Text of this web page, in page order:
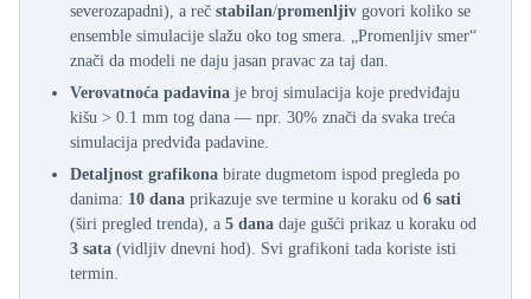
severozapadni), a reč stabilan/promenljiv govori koliko se
ensemble simulacije slažu oko tog smera. „Promenljiv smer“
znači da modeli ne daju jasan pravac za taj dan.
Verovatnoća padavina je broj simulacija koje predviđaju
kišu > 0.1 mm tog dana — npr. 30% znači da svaka treća
simulacija predviđa padavine.
Detaljnost grafikona birate dugmetom ispod pregleda po
danima: 10 dana prikazuje sve termine u koraku od 6 sati
(širi pregled trenda), a 5 dana daje gušći prikaz u koraku od
3 sata (vidljiv dnevni hod). Svi grafikoni tada koriste isti
termin.